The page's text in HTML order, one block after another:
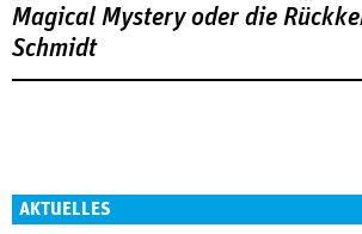
Magical Mystery oder die
Schmidt
AKTUELLES